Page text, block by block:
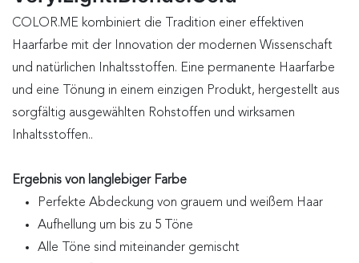
COLOR.ME kombiniert die Tradition einer effektiven
Haarfarbe mit der Innovation der modernen Wissenschaft
und natürlichen Inhaltsstoffen. Eine permanente Haarfarbe
und eine Tönung in einem einzigen Produkt, hergestellt aus
sorgfältig ausgewählten Rohstoffen und wirksamen
Inhaltsstoffen..
Ergebnis von langlebiger Farbe
Perfekte Abdeckung von grauem und weißem Haar
Aufhellung um bis zu 5 Töne
Alle Töne sind miteinander gemischt